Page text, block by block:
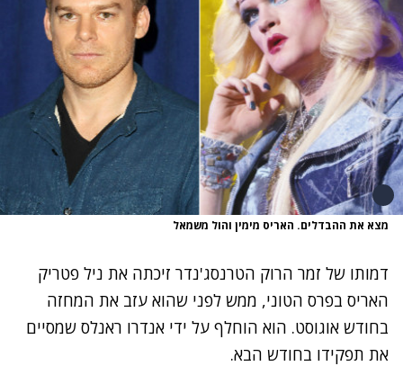
מצא את ההבדלים. האריס מימין והול משמאל
דמותו של זמר הרוק הטרנסג'נדר זיכתה את ניל פטריק
האריס בפרס הטוני, ממש לפני שהוא עזב את המחזה
בחודש אוגוסט. הוא הוחלף על ידי אנדרו ראנלס שמסיים
את תפקידו בחודש הבא.